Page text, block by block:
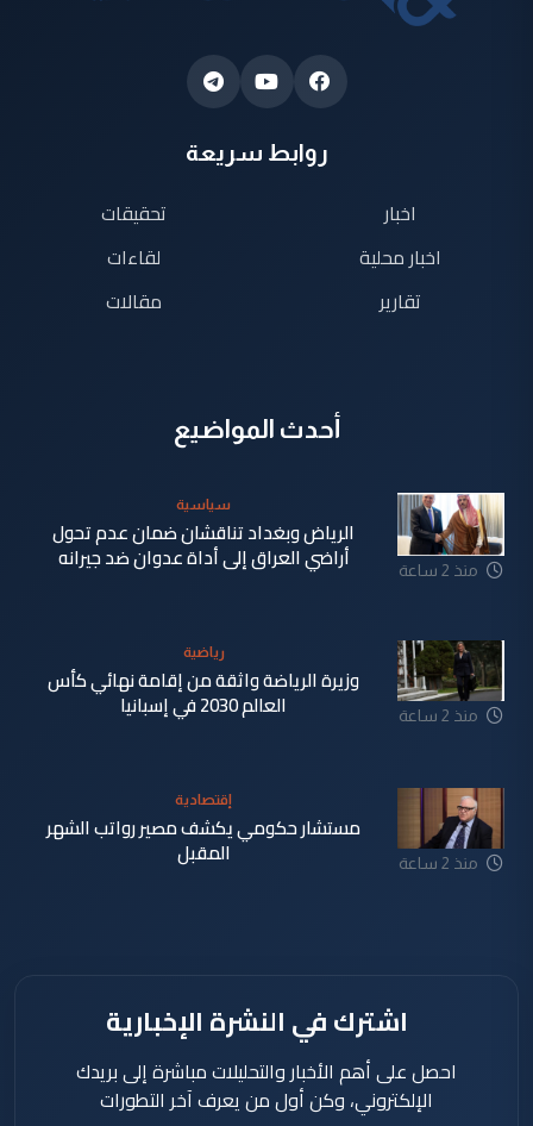
روابط سريعة
اخبار
اخبار محلية
تقارير
تحقيقات
لقاءات
مقالات
أحدث المواضيع
منذ 2 ساعة
سياسية
الرياض وبغداد تناقشان ضمان عدم تحول
أراضي العراق إلى أداة عدوان ضد جيرانه
منذ 2 ساعة
رياضية
وزيرة الرياضة واثقة من إقامة نهائي كأس
العالم 2030 في إسبانيا
منذ 2 ساعة
إقتصادية
مستشار حكومي يكشف مصير رواتب الشهر
المقبل
اشترك في النشرة الإخبارية
احصل على أهم الأخبار والتحليلات مباشرة إلى بريدك
الإلكتروني، وكن أول من يعرف آخر التطورات